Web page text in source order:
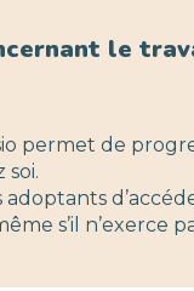
le
permet de
adoptants
s’il n’exerce